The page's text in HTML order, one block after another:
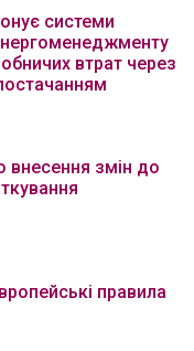
системи
втрат через
внесення змін до
правила